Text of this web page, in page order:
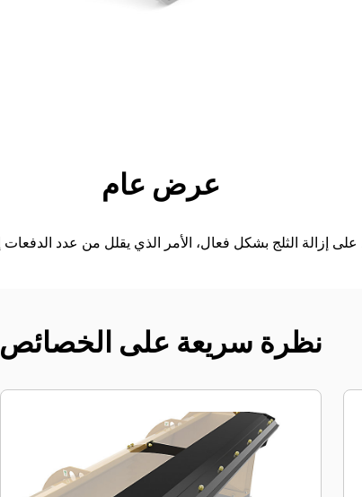
الأدوات
عرض عام
نظرة سريعة على الخصائص